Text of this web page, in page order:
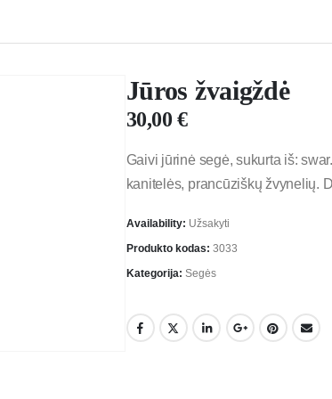
Jūros žvaigždė
30,00 €
Gaivi jūrinė segė, sukurta iš:
kanitelės, prancūziškų žvynelių.
Availability: Užsakyti
Produkto kodas: 3033
Kategorija: Segės